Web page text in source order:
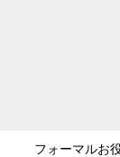
フォーマルお